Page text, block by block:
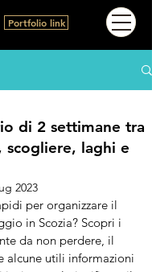
Portfolio link
di 2 settimane tra
scogliere, laghi e
2023
per organizzare il
in Scozia? Scopri i
da non perdere, il
alcune utili informazioni